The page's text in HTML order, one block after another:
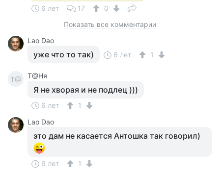
6 лет 17
0
Показать все комментарии
Lao Dao
уже что то так) 6 лет 1
Т@ Т@Ня
Я не хворая и не подлец )))
6 лет
1
Lao Dao
это дам не касается Антошка так говорил)
6 лет 1